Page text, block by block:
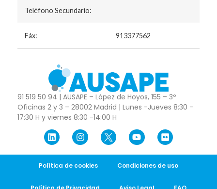
Teléfono Secundario:
Fáx: 913377562
91 519 50 94 | AUSAPE – López de Hoyos, 155 – 3º
Oficinas 2 y 3 – 28002 Madrid | Lunes -Jueves 8:30 –
17:30 H y viernes 8:30 -14:00 H
Política de cookies Condiciones de uso